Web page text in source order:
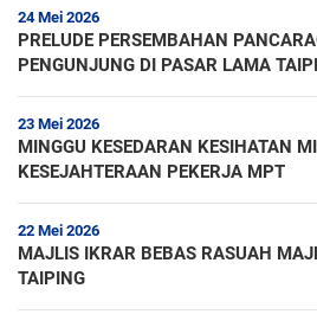
24 Mei 2026
PRELUDE PERSEMBAHAN
PENGUNJUNG DI PASAR LAMA
23 Mei 2026
MINGGU KESEDARAN KESIHATAN
KESEJAHTERAAN PEKERJA MPT
22 Mei 2026
MAJLIS IKRAR BEBAS RASUAH
TAIPING